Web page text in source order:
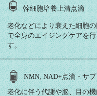
幹細胞培養上清点滴
老化などにより衰えた細胞
で全身のエイジングケアを
す。
NMN, NAD+点滴・サ
老化に伴う代謝や脳、目の